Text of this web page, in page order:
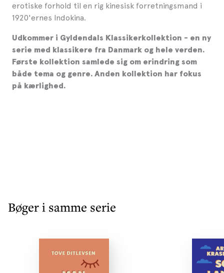
erotiske forhold til en rig kinesisk forretningsmand i
1920'ernes Indokina.
Udkommer i Gyldendals Klassikerkollektion - en ny
serie med klassikere fra Danmark og hele verden.
Første kollektion samlede sig om erindring som
både tema og genre. Anden kollektion har fokus
på kærlighed.
Bøger i samme serie